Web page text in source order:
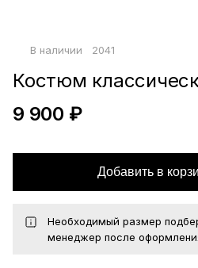
В наличии 2041
Костюм
9 900 ₽
Добавить в
Необходимый размер
менеджер после